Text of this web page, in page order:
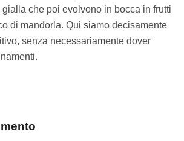
che poi evolvono in bocca in frutti
di mandorla. Qui siamo decisamente
senza necessariamente dover